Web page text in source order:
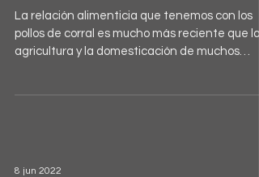
La relación alimenticia que tenemos con los
pollos de corral es mucho más reciente que la
agricultura y la domesticación de muchos
8 jun 2022